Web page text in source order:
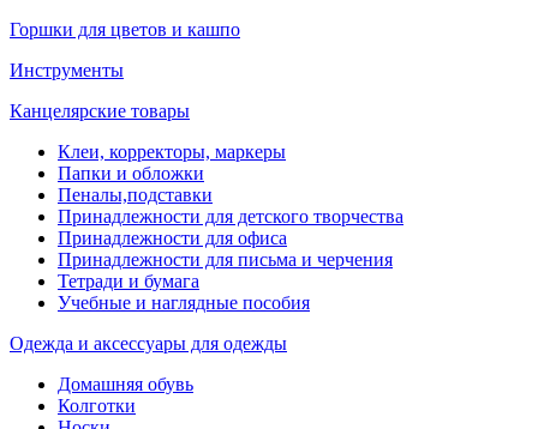
Горшки для цветов и кашпо
Инструменты
Канцелярские товары
Клеи, корректоры, маркеры
Папки и обложки
Пеналы,подставки
Принадлежности для детского творчества
Принадлежности для офиса
Принадлежности для письма и черчения
Тетради и бумага
Учебные и наглядные пособия
Одежда и аксессуары для одежды
Домашняя обувь
Колготки